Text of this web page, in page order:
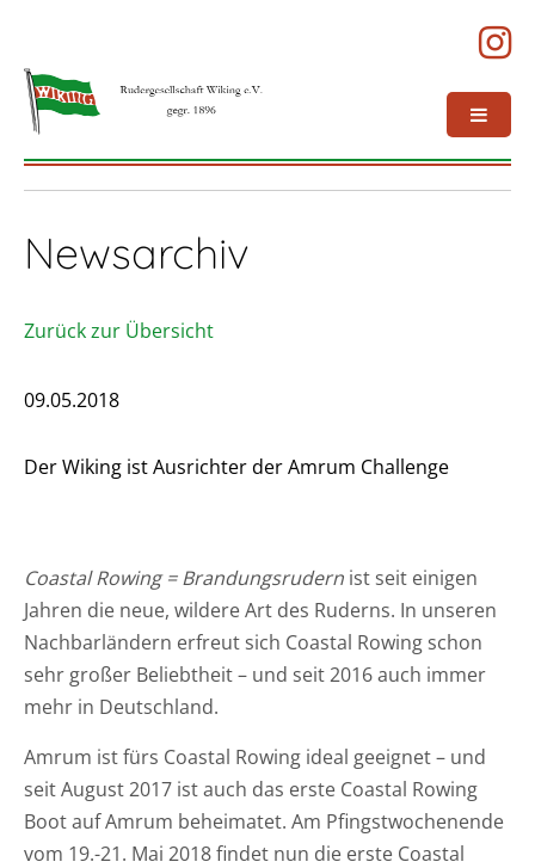
Newsarchiv
Zurück zur Übersicht
09.05.2018
Der Wiking ist Ausrichter der Amrum Challenge
Coastal Rowing = Brandungsrudern ist seit einigen
Jahren die neue, wildere Art des Ruderns. In unseren
Nachbarländern erfreut sich Coastal Rowing schon
sehr großer Beliebtheit – und seit 2016 auch immer
mehr in Deutschland.
Amrum ist fürs Coastal Rowing ideal geeignet – und
seit August 2017 ist auch das erste Coastal Rowing
Boot auf Amrum beheimatet. Am Pfingstwochenende
vom 19.-21. Mai 2018 findet nun die erste Coastal